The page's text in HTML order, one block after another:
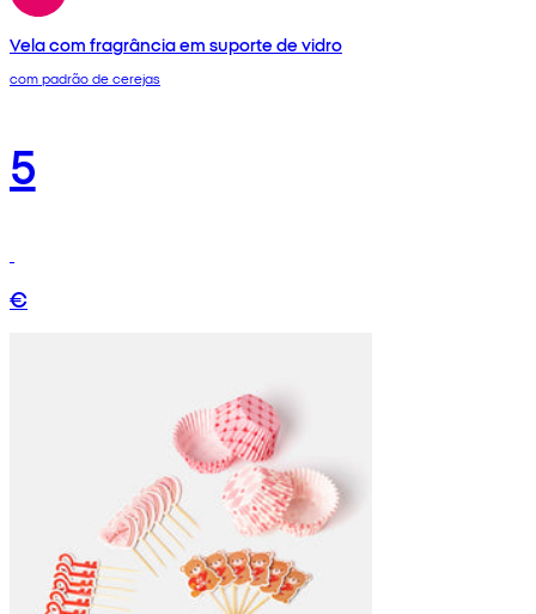
Vela com fragrância em suporte de vidro
com padrão de cerejas
5
€